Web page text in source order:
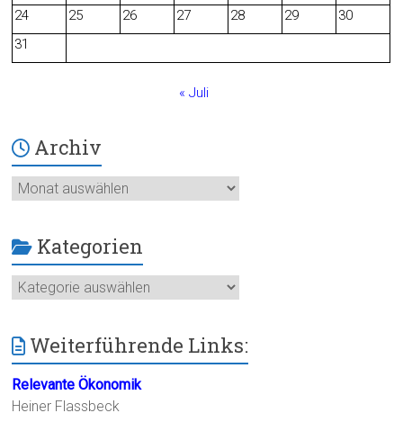
24
25 26 27 28 29
30
31
« Juli
Archiv
Archiv
Kategorien
Kategorien
Weiterführende Links:
Relevante Ökonomik
Heiner Flassbeck